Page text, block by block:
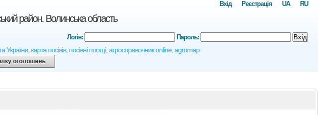
район. Волинська область
карта посівів, посівні площі, агросправочник online, agromap
RU
UA
Реєстрація
Вхід
Логін: Пароль: Вхід
оголошень